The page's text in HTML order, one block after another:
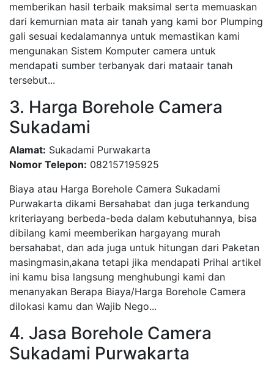
memberikan hasil terbaik maksimal serta memuaskan
dari kemurnian mata air tanah yang kami bor Plumping
gali sesuai kedalamannya untuk memastikan kami
mengunakan Sistem Komputer camera untuk
mendapati sumber terbanyak dari mataair tanah
tersebut...
3. Harga Borehole Camera
Sukadami
Alamat: Sukadami Purwakarta
Nomor Telepon: 082157195925
Biaya atau Harga Borehole Camera Sukadami
Purwakarta dikami Bersahabat dan juga terkandung
kriteriayang berbeda-beda dalam kebutuhannya, bisa
dibilang kami meemberikan hargayang murah
bersahabat, dan ada juga untuk hitungan dari Paketan
masingmasin,akana tetapi jika mendapati Prihal artikel
ini kamu bisa langsung menghubungi kami dan
menanyakan Berapa Biaya/Harga Borehole Camera
dilokasi kamu dan Wajib Nego...
4. Jasa Borehole Camera
Sukadami Purwakarta